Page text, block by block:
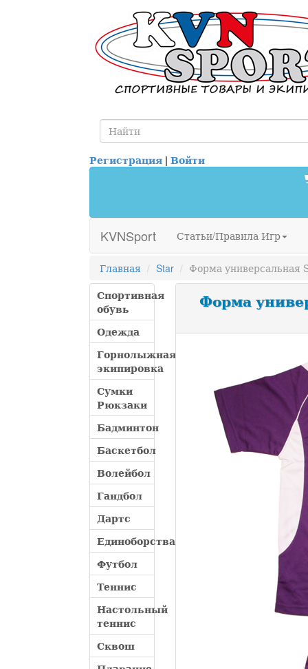
Регистрация | Войти
KVNSport Статьи/Правила Игр
Главная Star
Форма универсальная
Спортивная
обувь
Одежда
Горнолыжная
экипировка
Сумки
Рюкзаки
Бадминтон
Баскетбол
Волейбол
Гандбол
Дартс
Единоборства
Футбол
Теннис
Настольный
теннис
Сквош
Форма